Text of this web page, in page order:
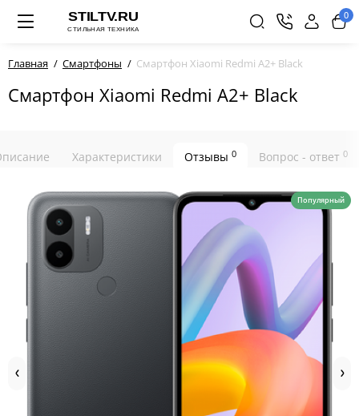
0
Главная Смартфоны Смартфон Xiaomi Redmi A2+ Black
Смартфон Xiaomi Redmi A2+ Black
Характеристики Отзывы 0 Вопрос - ответ 0
Популярный